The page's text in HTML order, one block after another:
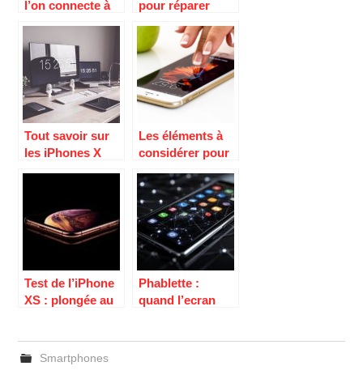
l’on connecte à
pour un animal
de compagnie.
pour réparer
Apple ou
Samsung
Tout savoir sur
les iPhones X
Les éléments à
considérer pour
téléphone mobile
Test de l’iPhone
XS : plongée au
dual-capteur
Phablette :
quand l’ecran
Smartphones